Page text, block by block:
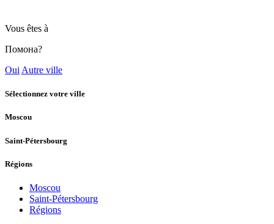
Vous êtes à
Помона?
Oui Autre ville
Sélectionnez votre ville
Moscou
Saint-Pétersbourg
Régions
Moscou
Saint-Pétersbourg
Régions